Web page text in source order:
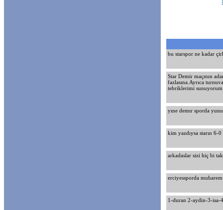
bu starspor ne kadar
Star Demir maçının
fazlasına.Ayrıca
tebriklerimi sunuyorum
yıne demır sporda
kim yazdıysa starın 6-
arkadaslar sizi hiç bi
erciyessporda
1-duran 2-aydin-3-isa-